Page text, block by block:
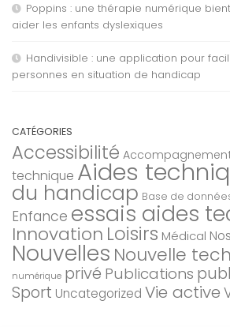
Poppins : une thérapie numérique
aider les enfants dyslexiques
Handivisible : une application pour
personnes en situation de handicap
CATÉGORIES
Accessibilité
technique Aides
du handicap Base de
Enfance essais aides
Innovation Loisirs Médical
Nouvelles Nouvelle
numérique privé Publications
Sport Uncategorized Vie active